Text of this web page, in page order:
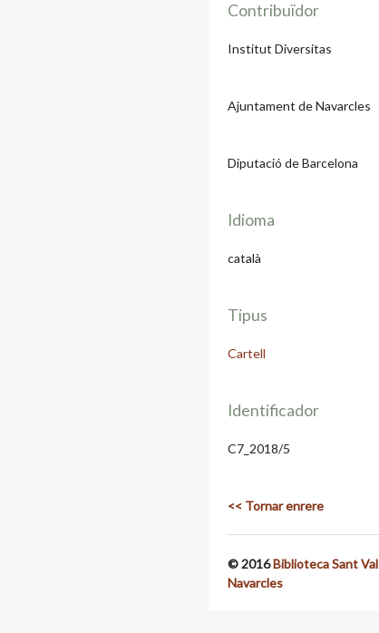
Contribuïdor
Institut Diversitas
Ajuntament de Navarcles
Diputació de Barcelona
Idioma
català
Tipus
Cartell
Identificador
C7_2018/5
<< Tornar enrere
© 2016Biblioteca Sant
Navarcles